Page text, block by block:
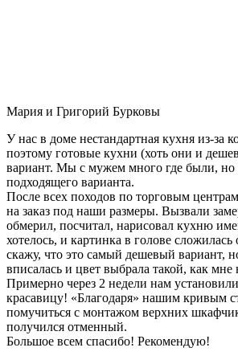
Мария и Григорий Бурковы
У нас в доме нестандартная кухня из-за
поэтому готовые кухни (хоть они и
вариант. Мы с мужем много где были,
подходящего варианта.
После всех походов по торговым
на заказ под наши размеры. Вызвали
обмерил, посчитал, нарисовал кухню
хотелось, и картинка в голове
скажу, что это самый дешевый вариант,
вписалась и цвет выбрала такой, как мне
Примерно через 2 недели нам
красавицу! «Благодаря» нашим кривым
помучиться с монтажом верхних
получился отменный.
Большое всем спасибо! Рекомендую!